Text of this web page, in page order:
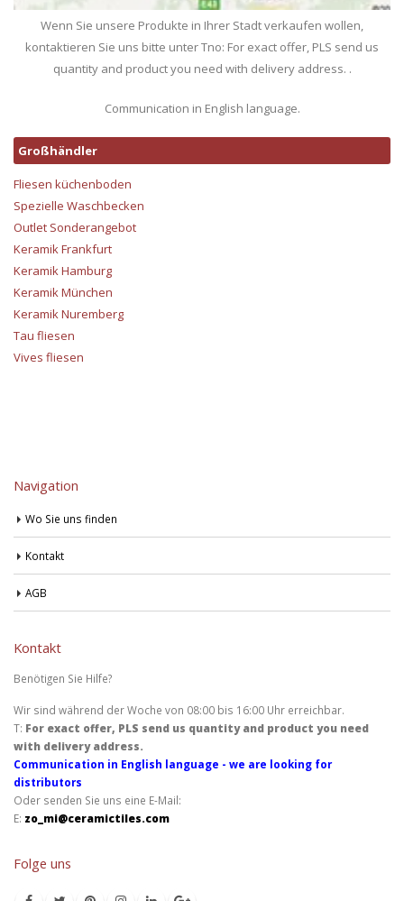
Wenn Sie unsere Produkte in Ihrer Stadt verkaufen wollen,
kontaktieren Sie uns bitte unter Tno: For exact offer, PLS send us
quantity and product you need with delivery address. .
Communication in English language.
Großhändler
Fliesen küchenboden
Spezielle Waschbecken
Outlet Sonderangebot
Keramik Frankfurt
Keramik Hamburg
Keramik München
Keramik Nuremberg
Tau fliesen
Vives fliesen
Navigation
Wo Sie uns finden
Kontakt
AGB
Kontakt
Benötigen Sie Hilfe?
Wir sind während der Woche von 08:00 bis 16:00 Uhr erreichbar.
T: For exact offer, PLS send us quantity and product you need
with delivery address.
Communication in English language - we are looking for
distributors
Oder senden Sie uns eine E-Mail:
E: zo_mi@ceramictiles.com
Folge uns